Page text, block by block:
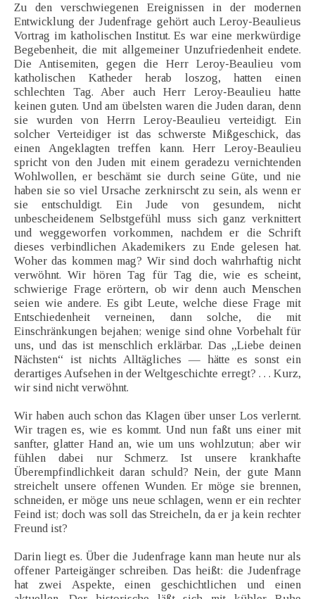
Zu den verschwiegenen Ereignissen in der modernen
Entwicklung der Judenfrage gehört auch Leroy-Beaulieus
Vortrag im katholischen Institut. Es war eine merkwürdige
Begebenheit, die mit allgemeiner Unzufriedenheit endete.
Die Antisemiten, gegen die Herr Leroy-Beaulieu vom
katholischen Katheder herab loszog, hatten einen
schlechten Tag. Aber auch Herr Leroy-Beaulieu hatte
keinen guten. Und am übelsten waren die Juden daran, denn
sie wurden von Herrn Leroy-Beaulieu verteidigt. Ein
solcher Verteidiger ist das schwerste Mißgeschick, das
einen Angeklagten treffen kann. Herr Leroy-Beaulieu
spricht von den Juden mit einem geradezu vernichtenden
Wohlwollen, er beschämt sie durch seine Güte, und nie
haben sie so viel Ursache zerknirscht zu sein, als wenn er
sie entschuldigt. Ein Jude von gesundem, nicht
unbescheidenem Selbstgefühl muss sich ganz verknittert
und weggeworfen vorkommen, nachdem er die Schrift
dieses verbindlichen Akademikers zu Ende gelesen hat.
Woher das kommen mag? Wir sind doch wahrhaftig nicht
verwöhnt. Wir hören Tag für Tag die, wie es scheint,
schwierige Frage erörtern, ob wir denn auch Menschen
seien wie andere. Es gibt Leute, welche diese Frage mit
Entschiedenheit verneinen, dann solche, die mit
Einschränkungen bejahen; wenige sind ohne Vorbehalt für
uns, und das ist menschlich erklärbar. Das „Liebe deinen
Nächsten“ ist nichts Alltägliches — hätte es sonst ein
derartiges Aufsehen in der Weltgeschichte erregt? . . . Kurz,
wir sind nicht verwöhnt.
Wir haben auch schon das Klagen über unser Los verlernt.
Wir tragen es, wie es kommt. Und nun faßt uns einer mit
sanfter, glatter Hand an, wie um uns wohlzutun; aber wir
fühlen dabei nur Schmerz. Ist unsere krankhafte
Überempfindlichkeit daran schuld? Nein, der gute Mann
streichelt unsere offenen Wunden. Er möge sie brennen,
schneiden, er möge uns neue schlagen, wenn er ein rechter
Feind ist; doch was soll das Streicheln, da er ja kein rechter
Freund ist?
Darin liegt es. Über die Judenfrage kann man heute nur als
offener Parteigänger schreiben. Das heißt: die Judenfrage
hat zwei Aspekte, einen geschichtlichen und einen